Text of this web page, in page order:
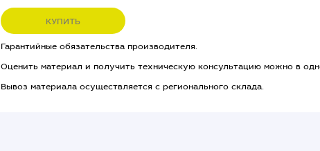
КУПИТЬ
Гарантийные обязательства производителя.
Оценить материал и получить техническую консультацию можно в
Вывоз материала осуществляется с регионального склада.